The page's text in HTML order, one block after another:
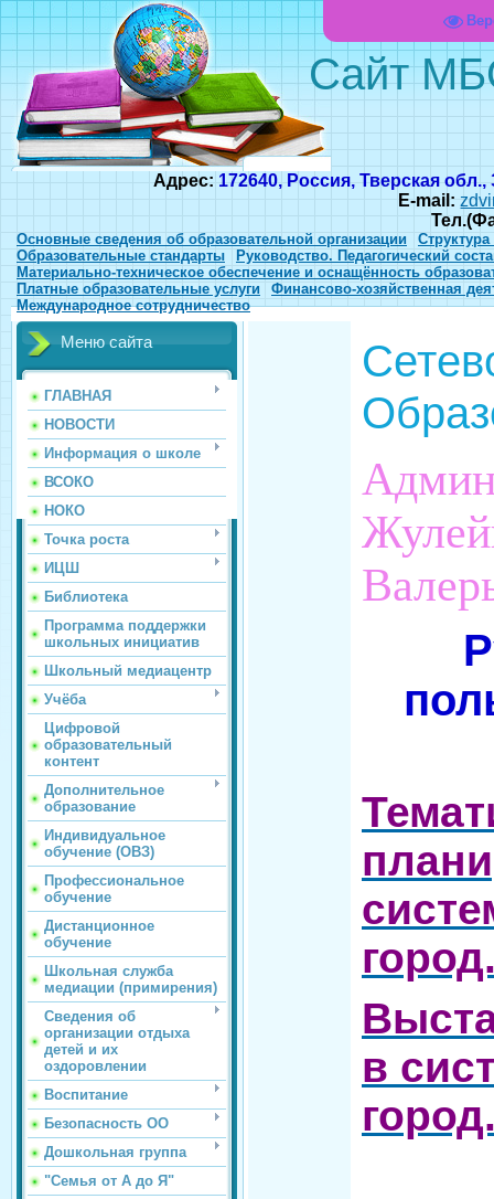
Сайт
Адрес: 172640, Россия, Тверская
E-mail:
Основные сведения об образовательной организации
Образовательные стандарты
Руководство. Педагогический
Материально-техническое обеспечение и оснащённость
Платные образовательные услуги
Финансово-хозяйственная
Международное сотрудничество
Меню сайта
ГЛАВНАЯ
НОВОСТИ
Информация о школе
ВСОКО
НОКО
Точка роста
ИЦШ
Библиотека
Программа поддержки
школьных инициатив
Школьный медиацентр
Учёба
Цифровой
образовательный
контент
Дополнительное
образование
Индивидуальное
обучение (ОВЗ)
Профессиональное
обучение
Дистанционное
обучение
Школьная служба
медиации (примирения)
Сведения об
организации отдыха
детей и их
оздоровлении
Воспитание
Безопасность ОО
Дошкольная группа
"Семья от А до Я"
в